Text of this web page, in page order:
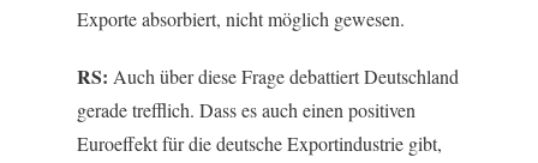
Exporte absorbiert, nicht möglich gewesen.
RS: Auch über diese Frage debattiert Deutschland
gerade trefflich. Dass es auch einen positiven
Euroeffekt für die deutsche Exportindustrie gibt,